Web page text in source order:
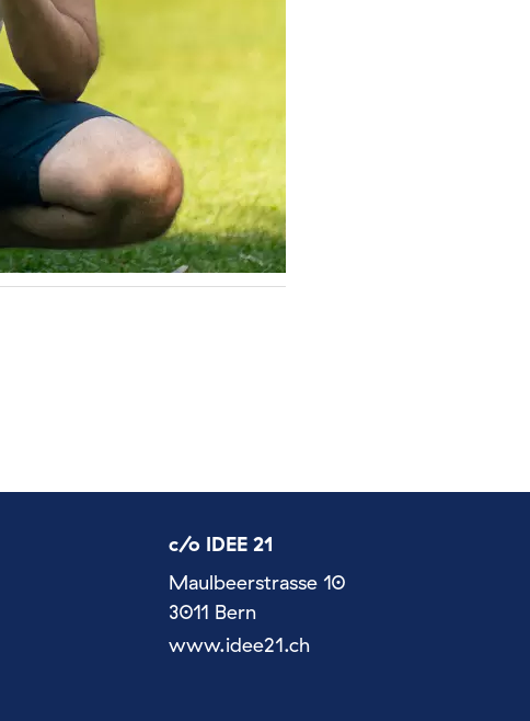
c/o IDEE 21
Maulbeerstrasse 10
3011 Bern
www.idee21.ch